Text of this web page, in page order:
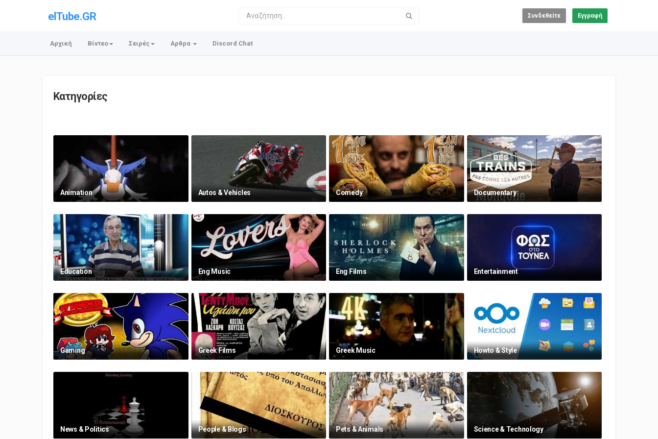
elTube.GR Συνδεθείτε Εγγραφή
Αρχική Βίντεο Σειρές Αρθρα Discord Chat
Κατηγορίες
Animation Autos & Vehicles Comedy Documentary
Education Eng Music Eng Films Entertainment
Gaming Greek Films Greek Music Howto & Style
News & Politics People & Blogs Pets & Animals Science & Technology